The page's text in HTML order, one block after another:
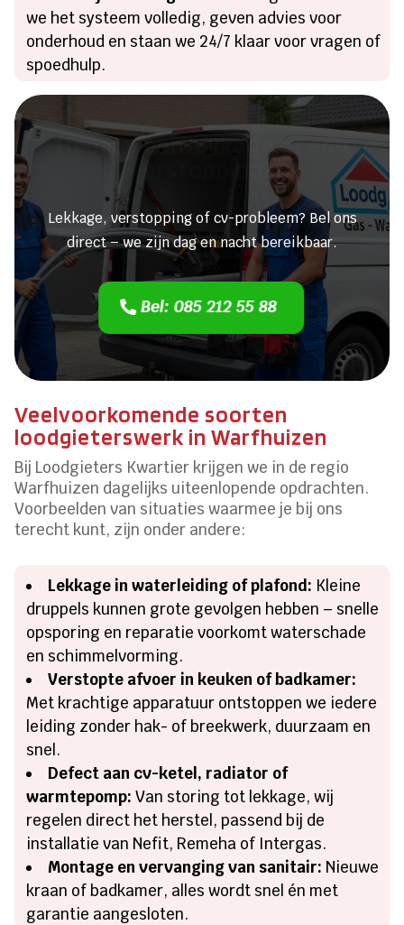
we het systeem volledig, geven advies voor
onderhoud en staan we 24/7 klaar voor vragen of
spoedhulp.
Heeft u een lekkage of een
verstopping?
Lekkage, verstopping of cv-probleem? Bel ons
direct – we zijn dag en nacht bereikbaar.
Bel: 085 212 55 88
Veelvoorkomende soorten
loodgieterswerk in Warfhuizen
Bij Loodgieters Kwartier krijgen we in de regio
Warfhuizen dagelijks uiteenlopende opdrachten.
Voorbeelden van situaties waarmee je bij ons
terecht kunt, zijn onder andere:
Lekkage in waterleiding of plafond: Kleine
druppels kunnen grote gevolgen hebben – snelle
opsporing en reparatie voorkomt waterschade
en schimmelvorming.
Verstopte afvoer in keuken of badkamer:
Met krachtige apparatuur ontstoppen we iedere
leiding zonder hak- of breekwerk, duurzaam en
snel.
Defect aan cv-ketel, radiator of
warmtepomp: Van storing tot lekkage, wij
regelen direct het herstel, passend bij de
installatie van Nefit, Remeha of Intergas.
Montage en vervanging van sanitair: Nieuwe
kraan of badkamer, alles wordt snel én met
garantie aangesloten.